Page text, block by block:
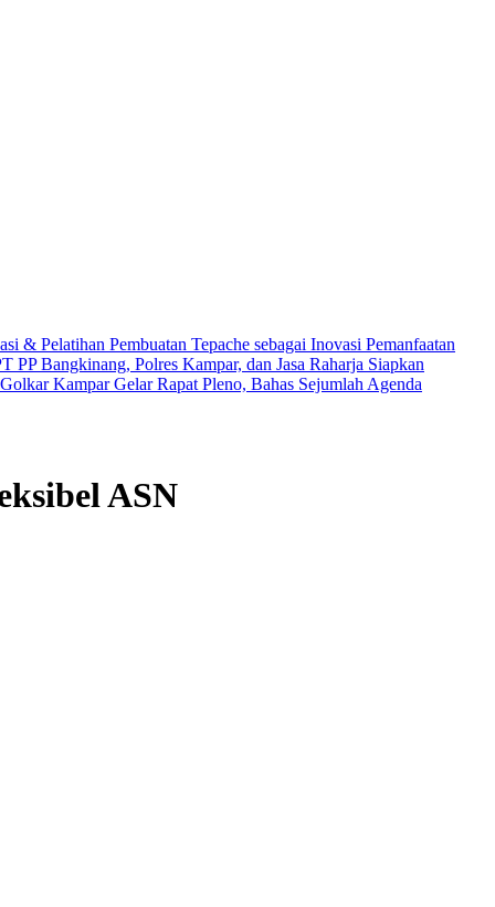
& Pelatihan Pembuatan Tepache sebagai Inovasi Pemanfaatan
PP Bangkinang, Polres Kampar, dan Jasa Raharja Siapkan
Golkar Kampar Gelar Rapat Pleno, Bahas Sejumlah Agenda
ASN